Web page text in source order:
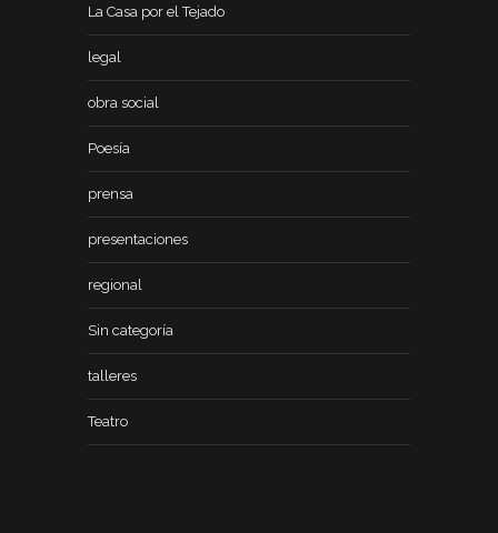
La Casa por el Tejado
legal
obra social
Poesía
prensa
presentaciones
regional
Sin categoría
talleres
Teatro